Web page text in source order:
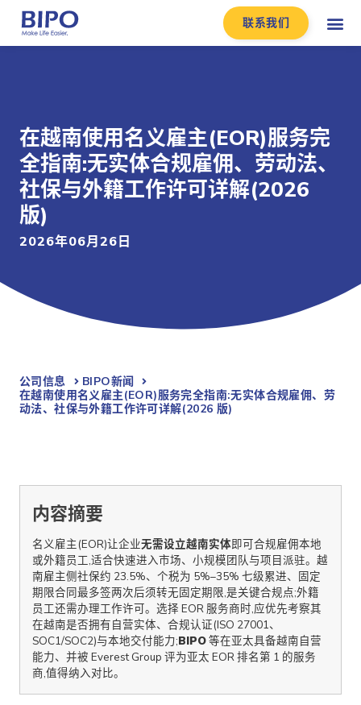
联系我们
在越南使用名义雇主(EOR)服务完
全指南:无实体合规雇佣、劳动法、
社保与外籍工作许可详解(2026
版)
2026年06月26日
公司信息
BIPO新闻​
在越南使用名义雇主(EOR)服务完全指南:无实体合规雇佣、劳
动法、社保与外籍工作许可详解(2026 版)
内容摘要
名义雇主(EOR)让企业无需设立越南实体即可合规雇佣本地
或外籍员工,适合快速进入市场、小规模团队与项目派驻。越
南雇主侧社保约 23.5%、个税为 5%–35% 七级累进、固定
期限合同最多签两次后须转无固定期限,是关键合规点;外籍
员工还需办理工作许可。选择 EOR 服务商时,应优先考察其
在越南是否拥有自营实体、合规认证(ISO 27001、
SOC1/SOC2)与本地交付能力;BIPO等在亚太具备越南自营
能力、并被 Everest Group 评为亚太 EOR 排名第 1 的服务
商,值得纳入对比。